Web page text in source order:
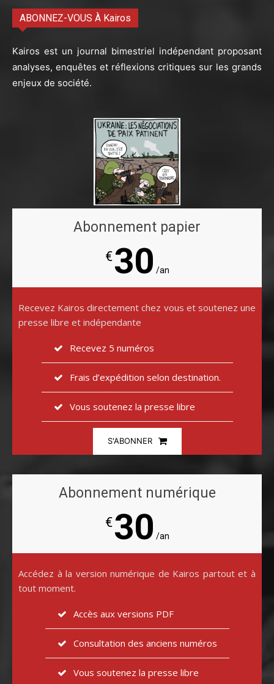
ABONNEZ-VOUS À Kairos
Kairos est un journal bimestriel indépendant proposant
analyses, enquêtes et réflexions critiques sur les grands
enjeux de société.
Abonnement papier
€30 /an
Recevez Kairos directement chez vous et soutenez une
presse libre et indépendante
Recevez 5 numéros
Frais d’expédition selon destination.
Vous soutenez la presse libre
S'ABONNER
Abonnement numérique
€30 /an
Accédez à la version numérique de Kairos partout et à
tout moment.
Accès aux versions PDF
Consultation des anciens numéros
Vous soutenez la presse libre